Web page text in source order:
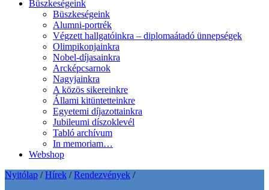
Büszkeségeink
Büszkeségeink
Alumni-portrék
Végzett hallgatóinkra – diplomaátadó ünnepségek
Olimpikonjainkra
Nobel-díjasainkra
Arcképcsarnok
Nagyjainkra
A közös sikereinkre
Állami kitüntetteinkre
Egyetemi díjazottainkra
Jubileumi díszoklevél
Tabló archívum
In memoriam…
Webshop
Nyitólap / Hírek / Rendezvények /